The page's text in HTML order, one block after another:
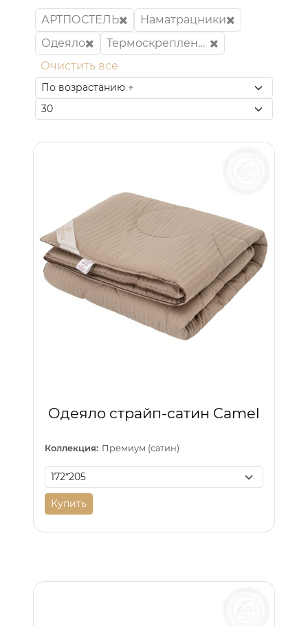
АРТПОСТЕЛЬ
Наматрацники
Одеяло
Термоскрепленная верблюжья шерсть
Очистить все
Одеяло страйп-сатин Camel
Коллекция: Премиум (сатин)
Купить